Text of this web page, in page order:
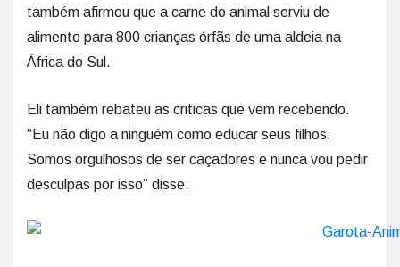
também afirmou que a carne do animal serviu de
alimento para 800 crianças órfãs de uma aldeia na
África do Sul.
Eli também rebateu as criticas que vem recebendo.
“Eu não digo a ninguém como educar seus filhos.
Somos orgulhosos de ser caçadores e nunca vou pedir
desculpas por isso” disse.